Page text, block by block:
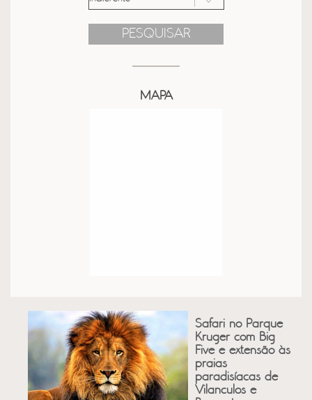
PESQUISAR
MAPA
Safari no Parque
Kruger com Big
Five e extensão às
praias
paradisíacas de
Vilanculos e